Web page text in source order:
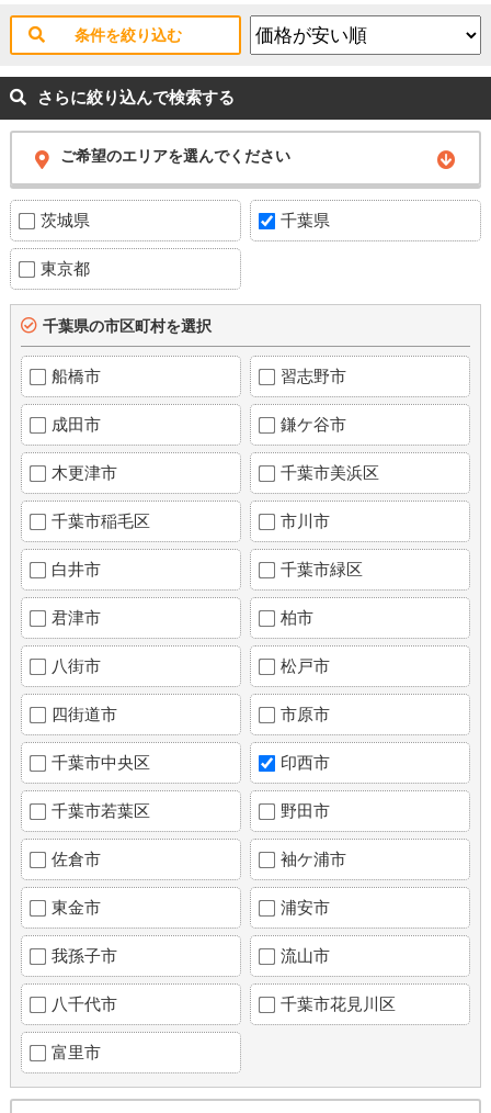
条件を絞り込む
さらに絞り込んで検索する
ご希望のエリアを選んでください
茨城県 千葉県
東京都
千葉県の市区町村を選択
船橋市 習志野市
成田市 鎌ケ谷市
木更津市 千葉市美浜区
千葉市稲毛区 市川市
白井市 千葉市緑区
君津市 柏市
八街市 松戸市
四街道市 市原市
千葉市中央区 印西市
千葉市若葉区 野田市
佐倉市 袖ケ浦市
東金市 浦安市
我孫子市 流山市
八千代市 千葉市花見川区
富里市